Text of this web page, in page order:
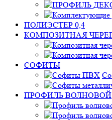
ПОЛИЭСТЕР 0,4
КОМПОЗИТНАЯ
СОФИТЫ
ПРОФИЛЬ ВОЛНОВОЙ